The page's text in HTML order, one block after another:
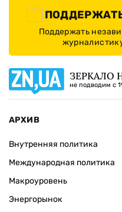
ПОДДЕРЖАТЬ
Поддержать
ЗЕРКАЛО
не подводим с
АРХИВ
Внутренняя политика
Международная политика
Макроуровень
Энергорынок